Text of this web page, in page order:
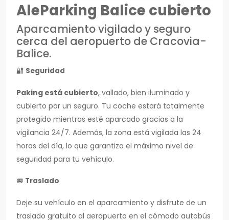
AleParking Balice cubierto
Aparcamiento vigilado y seguro
cerca del aeropuerto de Cracovia-
Balice.
🔐 Seguridad
Paking está cubierto, vallado, bien iluminado y
cubierto por un seguro. Tu coche estará totalmente
protegido mientras esté aparcado gracias a la
vigilancia 24/7. Además, la zona está vigilada las 24
horas del día, lo que garantiza el máximo nivel de
seguridad para tu vehículo.
🚐 Traslado
Deje su vehículo en el aparcamiento y disfrute de un
traslado gratuito al aeropuerto en el cómodo autobús